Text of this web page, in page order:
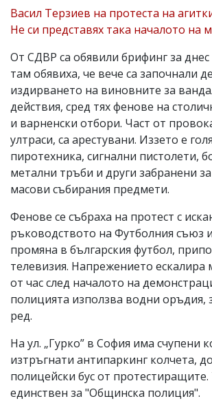
Васил Терзиев на протеста на
Не си представях така началото на
От СДВР са обявили брифинг за днес
там обявиха, че вече са започнали
издирването на виновните за
действия, сред тях фенове на
и варненски отбори. Част от
ултраси, са арестувани. Иззето е
пиротехника, сигнални пистолети,
метални тръби и други забранени
масови събирания предмети.
Фенове се събраха на протест с
ръководството на Футболния съюз
промяна в българския футбол,
телевизия. Напрежението ескалира
от час след началото на
полицията използва водни оръдия,
ред.
На ул. „Гурко” в София има счупени
изтръгнати антипаркинг колчета,
полицейски бус от
единствен за "Общинска полиция".